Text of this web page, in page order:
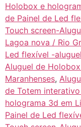
Holobox e
de Painel de Led
Touch screen-
Lagoa nova / Rio
Led flexível -
Aluguel de
Maranhenses,
de Totem
holograma 3d em
Painel de Led